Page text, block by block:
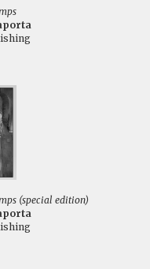
(special edition)